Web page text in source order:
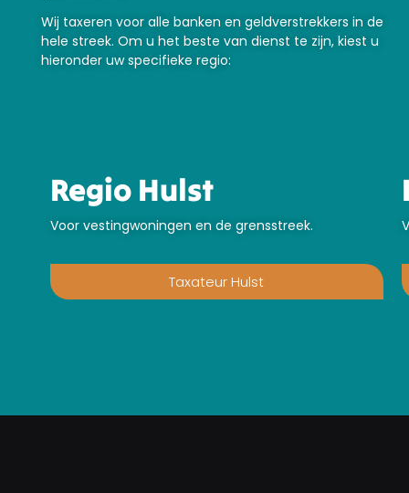
Wij taxeren voor alle banken en geldverstrekkers in de
hele streek. Om u het beste van dienst te zijn, kiest u
hieronder uw specifieke regio:
Regio Hulst
Voor vestingwoningen en de grensstreek.
Taxateur Hulst